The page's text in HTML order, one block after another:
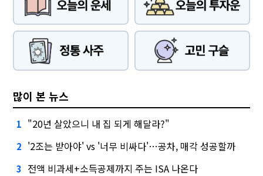
많이 본 뉴스
1 "20년 살았으니 내 집 되게 해달라?"
2 '2조는 받아야' vs '너무 비싸다'…공차, 매각 성공할까
3 전액 비과세+소득공제까지 주는 ISA 나온다